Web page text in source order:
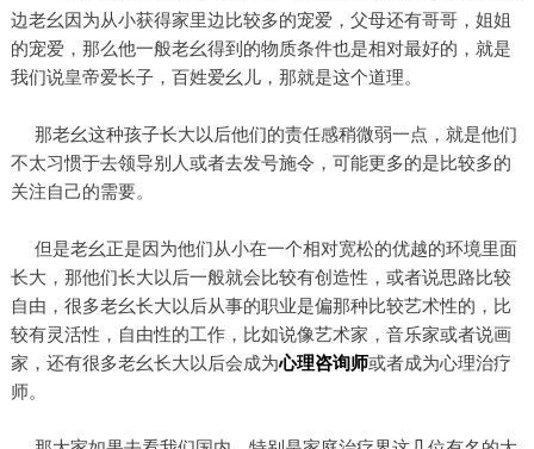
边老幺因为从小获得家里边比较多的宠爱，父母还有哥哥，姐姐
的宠爱，那么他一般老幺得到的物质条件也是相对最好的，就是
我们说皇帝爱长子，百姓爱幺儿，那就是这个道理。
那老幺这种孩子长大以后他们的责任感稍微弱一点，就是他们
不太习惯于去领导别人或者去发号施令，可能更多的是比较多的
关注自己的需要。
但是老幺正是因为他们从小在一个相对宽松的优越的环境里面
长大，那他们长大以后一般就会比较有创造性，或者说思路比较
自由，很多老幺长大以后从事的职业是偏那种比较艺术性的，比
较有灵活性，自由性的工作，比如说像艺术家，音乐家或者说画
家，还有很多老幺长大以后会成为心理咨询师或者成为心理治疗
师。